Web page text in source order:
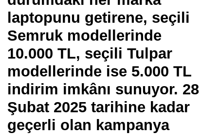
laptopunu getirene, seçili
Semruk modellerinde
10.000 TL, seçili Tulpar
modellerinde ise 5.000 TL
indirim imkânı sunuyor. 28
Şubat 2025 tarihine kadar
geçerli olan kampanya